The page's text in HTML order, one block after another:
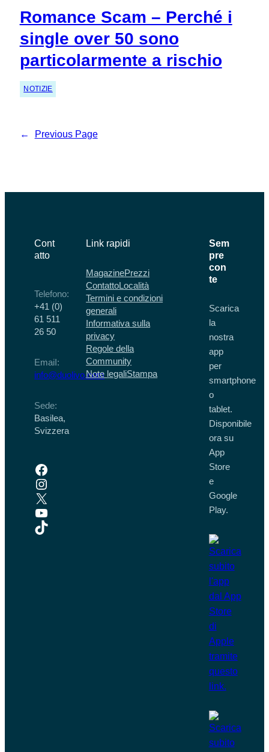
Romance Scam – Perché i
single over 50 sono
particolarmente a rischio
NOTIZIE
← Previous Page
Cont
atto
Telefono:
+41 (0)
61 511
26 50
EmaiI:
info@duolivo.com
Sede:
Basilea,
Svizzera
Facebook
Instagram
X
YouTube
TikTok
Link rapidi
MagazinePrezzi
ContattoLocalità
Termini e condizioni
generali
Informativa sulla
privacy
Regole della
Community
Note legaliStampa
Sem
pre
con
te
Scarica
la
nostra
app
per
smartphone
o
tablet.
Disponibile
ora su
App
Store
e
Google
Play.